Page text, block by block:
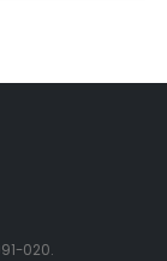
020.